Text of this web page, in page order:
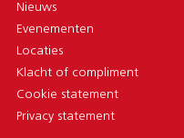
Nieuws
Evenementen
Locaties
Klacht of compliment
Cookie statement
Privacy statement